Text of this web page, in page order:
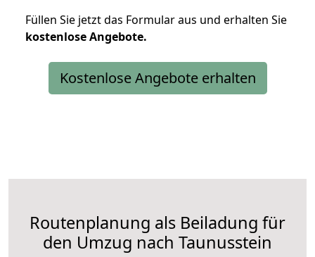
Füllen Sie jetzt das Formular aus und erhalten Sie
kostenloseAngebote.
Kostenlose Angebote erhalten
Routenplanung als Beiladung für
den Umzug nach Taunusstein